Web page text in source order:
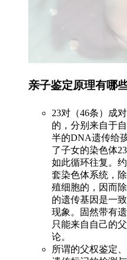
亲子鉴定原理有哪
23对（46条）成
的，分别来自于
半的DNA遗传给
了子女的染色体
如此循环往复。
套染色体系统，
殖细胞的，因而
的遗传基因是一
现象。固然带有
只能来自自己的
论。
所谓的父权鉴定